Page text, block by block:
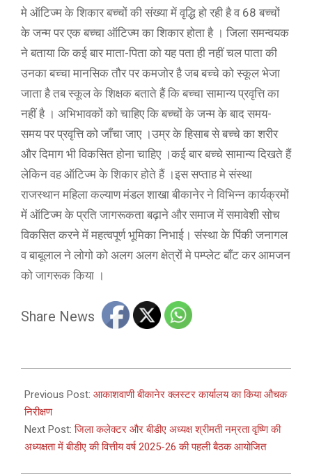
मे ऑटिज्म के शिकार बच्चों की संख्या में वृद्धि हो रही है व 68 बच्चों
के जन्म पर एक बच्चा ऑटिज्म का शिकार होता है । जिला समन्वयक
ने बताया कि कई बार माता-पिता को यह पता ही नहीं चल पाता की
उनका बच्चा मानसिक तौर पर कमजोर है जब बच्चे को स्कूल भेजा
जाता है तब स्कूल के शिक्षक बताते हैं कि बच्चा सामान्य प्रवृत्ति का
नहीं है । अभिभावकों को चाहिए कि बच्चों के जन्म के बाद समय-
समय पर प्रवृत्ति को जाँचा जाए ।उम्र के हिसाब से बच्चे का शरीर
और दिमाग भी विकसित होना चाहिए ।कई बार बच्चे सामान्य दिखते हैं
लेकिन वह ऑटिज्म के शिकार होते हैं ।इस सप्ताह मे संस्था
राजस्थान महिला कल्याण मंडल शाखा बीकानेर ने विभिन्न कार्यक्रमों
में ऑटिज्म के प्रति जागरूकता बढ़ाने और समाज में समावेशी सोच
विकसित करने में महत्वपूर्ण भूमिका निभाई। संस्था के पिंकी जनागल
व बाबूलाल ने लोगो को अलग अलग क्षेत्रों मे पम्प्लेट बाँट कर आमजन
को जागरूक किया ।
Share News
04-
09
Previous Post: आकाशवाणी बीकानेर क्लस्टर कार्यालय का किया औचक
निरीक्षण
Next Post:जिला कलेक्टर और बीडीए अध्यक्ष श्रीमती नम्रता वृष्णि की
अध्यक्षता में बीडीए की वित्तीय वर्ष 2025-26 की पहली बैठक आयोजित